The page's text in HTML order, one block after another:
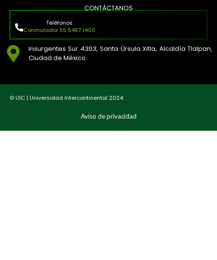
CONTÁCTANOS
Teléfonos
Conmutador 55 5487 1400
Insurgentes Sur 4303, Santa Úrsula Xitla, Alcaldía Tlalpan,
Ciudad de México
© UIC | Universidad Intercontinental 2024.
Aviso de privacidad